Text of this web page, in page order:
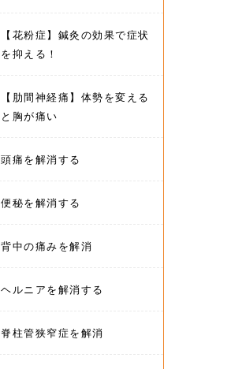
【花粉症】鍼灸の効果で症状
を抑える！
【肋間神経痛】体勢を変える
と胸が痛い
頭痛を解消する
便秘を解消する
背中の痛みを解消
ヘルニアを解消する
脊柱管狭窄症を解消